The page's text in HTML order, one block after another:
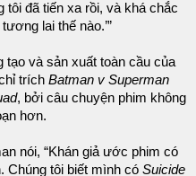
tôi đã tiến xa rồi, và khá chắc
lai thế nào.’”
tạo và sản xuất toàn cầu của
trích Batman v Superman
, bởi câu chuyện phim không
hơn.
nói, “Khán giả ước phim có
Chúng tôi biết mình có Suicide